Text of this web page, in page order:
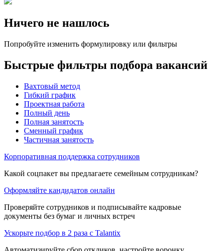
Ничего не нашлось
Попробуйте изменить формулировку или фильтры
Быстрые фильтры подбора вакансий
Вахтовый метод
Гибкий график
Проектная работа
Полный день
Полная занятость
Сменный график
Частичная занятость
Корпоративная поддержка сотрудников
Какой соцпакет вы предлагаете семейным сотрудникам?
Оформляйте кандидатов онлайн
Проверяйте сотрудников и подписывайте кадровые
документы без бумаг и личных встреч
Ускорьте подбор в 2 раза с Talantix